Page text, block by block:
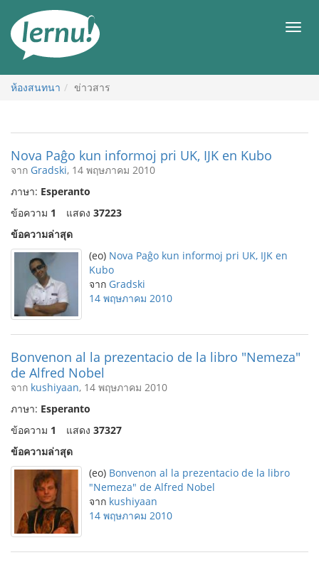
สารบัญ
เมนู
ห้องสนทนา ข่าวสาร
Nova Paĝo kun informoj pri UK, IJK en Kubo
จาก Gradski, 14 พฤษภาคม 2010
ภาษา: Esperanto
ข้อความ 1 แสดง 37223
ข้อความล่าสุด
(eo) Nova Paĝo kun informoj pri UK, IJK en
Kubo
จาก Gradski
14 พฤษภาคม 2010
Bonvenon al la prezentacio de la libro "Nemeza"
de Alfred Nobel
จาก kushiyaan, 14 พฤษภาคม 2010
ภาษา: Esperanto
ข้อความ 1 แสดง 37327
ข้อความล่าสุด
(eo) Bonvenon al la prezentacio de la libro
"Nemeza" de Alfred Nobel
จาก kushiyaan
14 พฤษภาคม 2010